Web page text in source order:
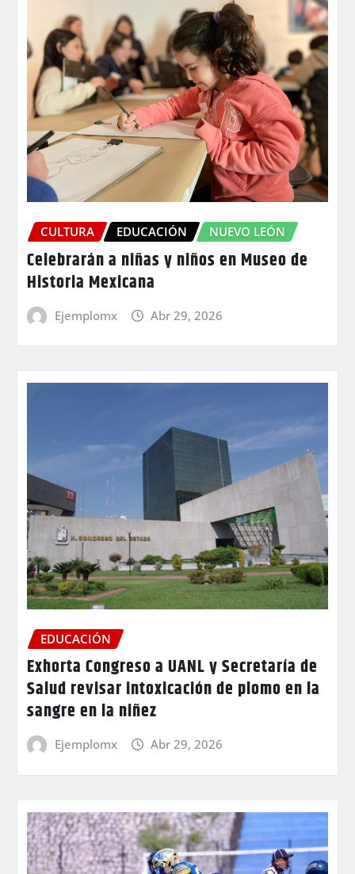
CULTURA EDUCACIÓN NUEVO LEÓN
Celebrarán a niñas y niños en Museo de
Historia Mexicana
Ejemplomx Abr 29, 2026
EDUCACIÓN
Exhorta Congreso a UANL y Secretaría de
Salud revisar intoxicación de plomo en la
sangre en la niñez
Ejemplomx Abr 29, 2026